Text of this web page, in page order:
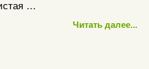
…
Читать далее...